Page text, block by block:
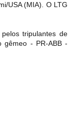
USA (MIA). O LTG
tripulantes de
gêmeo - PR-ABB -